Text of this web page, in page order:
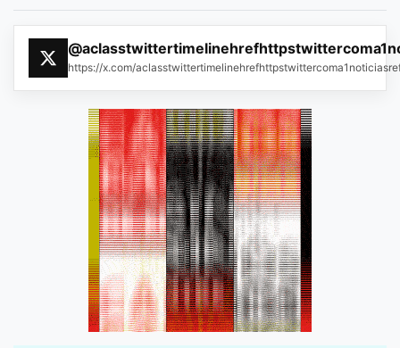
https://x.com/